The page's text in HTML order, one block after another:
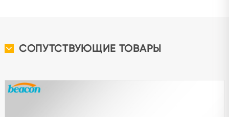
СОПУТСТВУЮЩИЕ ТОВАРЫ